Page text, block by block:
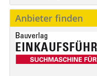
Anbieter finden